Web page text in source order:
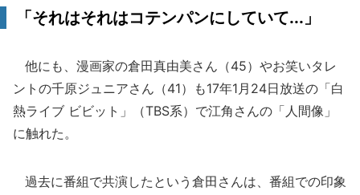
「それはそれはコテンパンにしていて...」
他にも、漫画家の倉田真由美さん（45）やお笑いタレ
ントの千原ジュニアさん（41）も17年1月24日放送の「白
熱ライブ ビビット」（TBS系）で江角さんの「人間像」
に触れた。
過去に番組で共演したという倉田さんは、番組での印象